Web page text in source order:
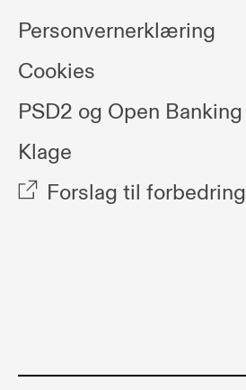
Personvernerklæring
Cookies
PSD2 og Open Banking
Klage
Forslag til forbedring